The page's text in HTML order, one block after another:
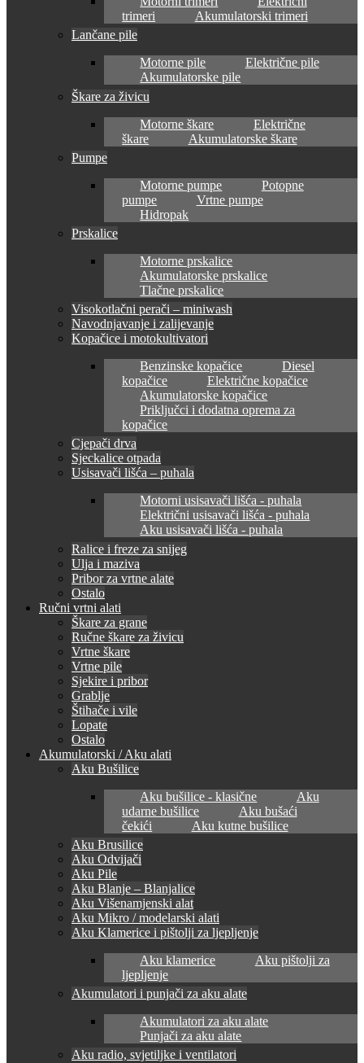
trimeri
Akumulatorski trimeri
Lančane pile
Motorne pile
Električne pile
Akumulatorske pile
Škare za živicu
Motorne škare
Električne
škare
Akumulatorske škare
Pumpe
Motorne pumpe
Potopne
pumpe
Vrtne pumpe
Hidropak
Prskalice
Motorne prskalice
Akumulatorske prskalice
Tlačne prskalice
Visokotlačni perači – miniwash
Navodnjavanje i zalijevanje
Kopačice i motokultivatori
Benzinske kopačice
Diesel
kopačice
Električne kopačice
Akumulatorske kopačice
Priključci i dodatna oprema za
kopačice
Cjepači drva
Sjeckalice otpada
Usisavači lišća – puhala
Motorni usisavači lišća - puhala
Električni usisavači lišća - puhala
Aku usisavači lišća - puhala
Ralice i freze za snijeg
Ulja i maziva
Pribor za vrtne alate
Ostalo
Ručni vrtni alati
Škare za grane
Ručne škare za živicu
Vrtne škare
Vrtne pile
Sjekire i pribor
Grablje
Štihače i vile
Lopate
Ostalo
Akumulatorski / Aku alati
Aku Bušilice
Aku bušilice - klasične
Aku
udarne bušilice
Aku bušaći
čekići
Aku kutne bušilice
Aku Brusilice
Aku Odvijači
Aku Pile
Aku Blanje – Blanjalice
Aku Višenamjenski alat
Aku Mikro / modelarski alati
Aku Klamerice i pištolji za ljepljenje
Aku klamerice
Aku pištolji za
ljepljenje
Akumulatori i punjači za aku alate
Akumulatori za aku alate
Punjači za aku alate
Aku radio, svjetiljke i ventilatori